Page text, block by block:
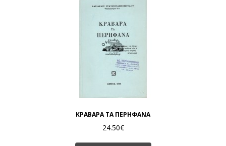
ΚΡΑΒΑΡΑ ΤΑ ΠΕΡΗΦΑΝΑ
24.50€